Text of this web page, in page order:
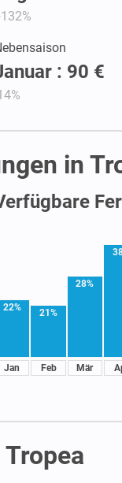
: 90 €
in
22%
Jan
21%
Feb
28%
Mär